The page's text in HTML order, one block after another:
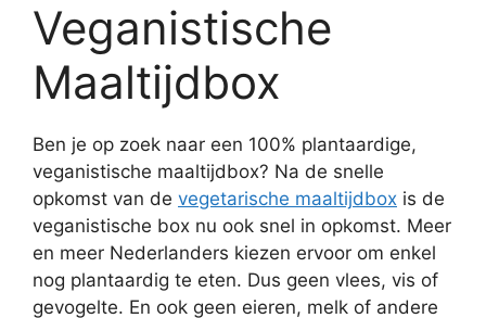
Veganistische
Maaltijdbox
Ben je op zoek naar een 100% plantaardige,
veganistische maaltijdbox? Na de snelle
opkomst van de vegetarische maaltijdbox is de
veganistische box nu ook snel in opkomst. Meer
en meer Nederlanders kiezen ervoor om enkel
nog plantaardig te eten. Dus geen vlees, vis of
gevogelte. En ook geen eieren, melk of andere